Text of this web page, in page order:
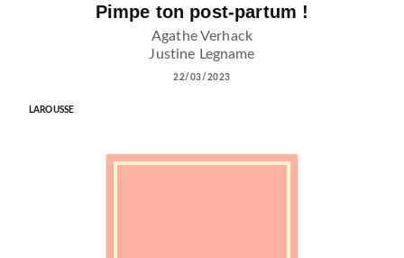
Pimpe ton post-partum !
Agathe Verhack
Justine Legname
22/03/2023
LAROUSSE